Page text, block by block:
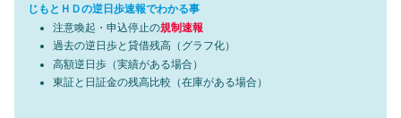
じもとＨＤの逆日歩速報でわかる事
注意喚起・申込停止の規制速報
過去の逆日歩と貸借残高（グラフ化）
高額逆日歩（実績がある場合）
東証と日証金の残高比較（在庫がある場合）